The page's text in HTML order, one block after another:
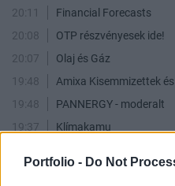
Portfolio - Do Not
20:11
Financial Forecasts
20:08
OTP részvényesek ide!
20:07
Olaj és Gáz
19:48
Amixa Kisemmizettek
19:48
PANNERGY - moderalt
19:37
Klímakamu
BUX index, BUX